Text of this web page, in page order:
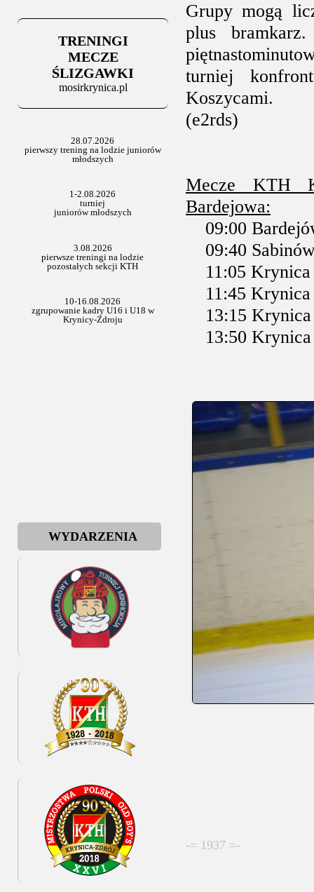
Za trzy tygodnie na lód
06.07.2025
Stowarzyszenie po Walnym
TRENINGI
MECZE
ŚLIZGAWKI
mosirkrynica.pl
WYDARZENIA
Grupy mogą
plus
turniej
Koszycami.
(e2rds)
Mecze KTH
Bardejowa:
09:00
09:40
11:05 Krynica
11:45 Krynica
13:15 Krynica
13:50 Krynica
-= 1937 =-